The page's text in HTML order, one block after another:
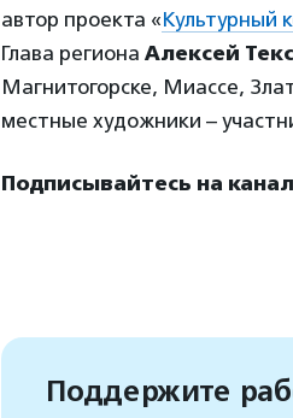
автор проекта «Культурный
Глава региона Алексей
Магнитогорске, Миассе,
местные художники –
Подписывайтесь на
Поддержите